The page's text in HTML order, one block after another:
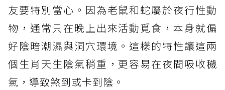
友要特別當心。因為老鼠和蛇屬於夜行性動
物，通常只在晚上出來活動覓食，本身就偏
好陰暗潮濕與洞穴環境。這樣的特性讓這兩
個生肖天生陰氣稍重，更容易在夜間吸收穢
氣，導致煞到或卡到陰。